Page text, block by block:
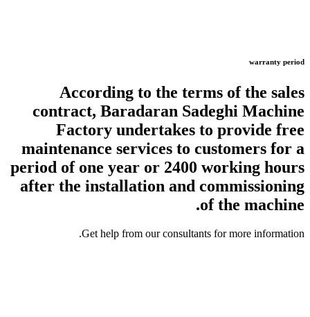
According to the
contract, Baradaran
Factory undertakes
maintenance services to
period of one year or 2400
after the installation and
Get help from our